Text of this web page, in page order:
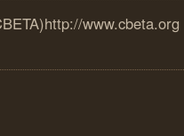
www.cbeta.org